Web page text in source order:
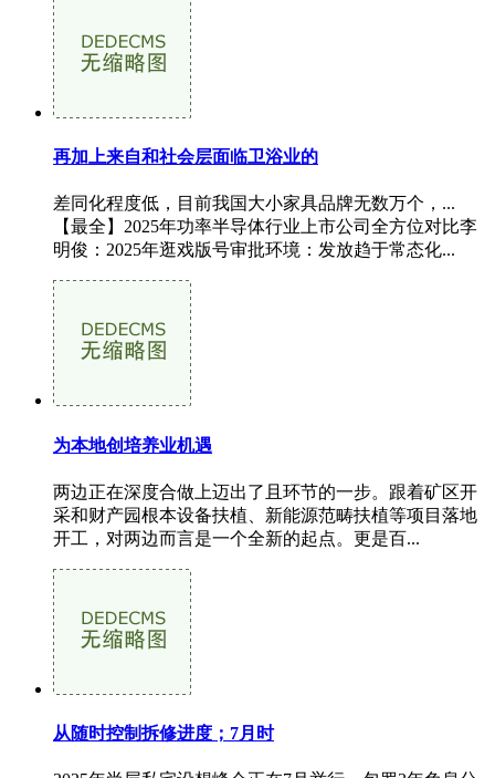
再加上来自和社会层面临卫浴业的
差同化程度低，目前我国大小家具品牌无数万个，...
【最全】2025年功率半导体行业上市公司全方位对比李
明俊：2025年逛戏版号审批环境：发放趋于常态化...
为本地创培养业机遇
两边正在深度合做上迈出了且环节的一步。跟着矿区开
采和财产园根本设备扶植、新能源范畴扶植等项目落地
开工，对两边而言是一个全新的起点。更是百...
从随时控制拆修进度；7月时